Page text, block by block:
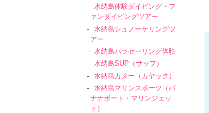
水納島体験ダイビング・フ
ァンダイビングツアー
水納島シュノーケリングツ
アー
水納島パラセーリング体験
水納島SUP（サップ）
水納島カヌー（カヤック）
水納島マリンスポーツ（バ
ナナボート・マリンジェッ
ト）